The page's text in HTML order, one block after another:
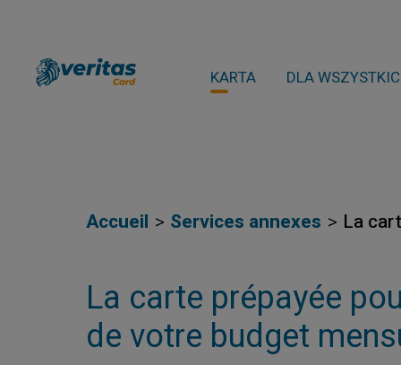
KARTA DLA
Accueil Services annexes La
La carte prépayée
de votre budget